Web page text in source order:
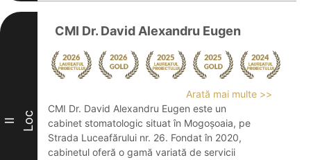
II Loc
CMI Dr. David Alexandru Eugen
Arată mai multe >>
CMI Dr. David Alexandru Eugen este un
cabinet stomatologic situat în Mogoșoaia, pe
Strada Luceafărului nr. 26. Fondat în 2020,
cabinetul oferă o gamă variată de servicii